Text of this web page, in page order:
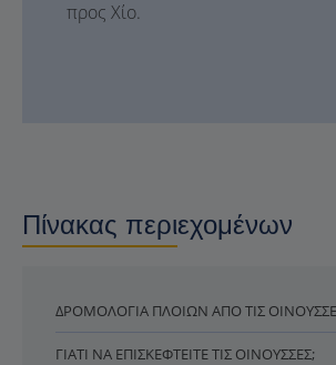
προς Χίο.
Πίνακας περιεχομένων
ΔΡΟΜΟΛΌΓΙΑ ΠΛΟΊΩΝ ΑΠΌ ΤΙΣ
ΓΙΑΤΊ ΝΑ ΕΠΙΣΚΕΦΤΕΊΤΕ ΤΙΣ ΟΙΝΟΎΣΣΕΣ;